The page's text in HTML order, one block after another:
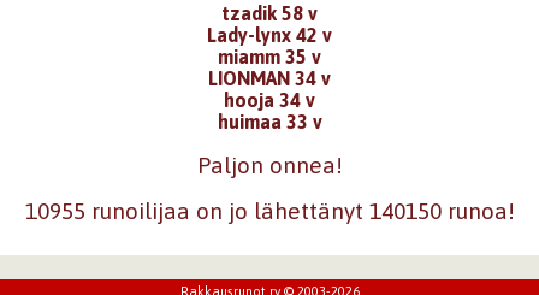
tzadik 58 v
Lady-lynx 42 v
miamm 35 v
LIONMAN 34 v
hooja 34 v
huimaa 33 v
Paljon onnea!
10955 runoilijaa on jo lähettänyt 140150 runoa!
Rakkausrunot ry © 2003-2026